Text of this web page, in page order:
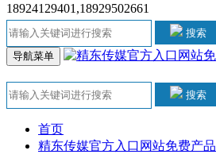
18924129401,18929502661
搜索
导航菜单
搜索
首页
精东传媒官方入口网站免费产品